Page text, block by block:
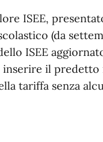
ISEE,
(da
ISEE
il
tariffa senza